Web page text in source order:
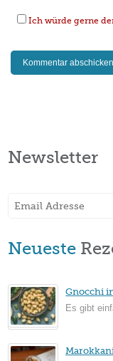
Ich würde gerne
Newsletter
Neueste
Gnocchi
Es gibt